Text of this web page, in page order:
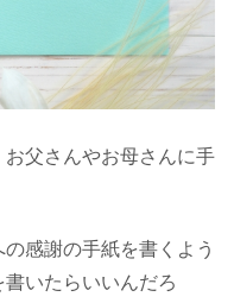
お父さんやお母さんに手
感謝の手紙を書くよう
いたらいいんだろ